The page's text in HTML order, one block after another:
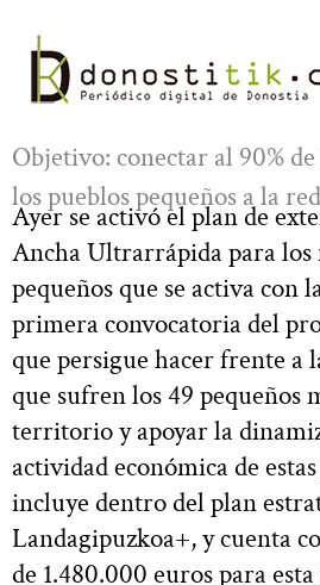
contenido
Objetivo: conectar al 90%
los pueblos pequeños a la red
Ayer se activó el plan de
Ancha Ultrarrápida para
pequeños que se activa con
primera convocatoria del
que persigue hacer frente a
que sufren los 49 pequeños
territorio y apoyar la
actividad económica de
incluye dentro del plan
Landagipuzkoa+, y cuenta
de 1.480.000 euros para